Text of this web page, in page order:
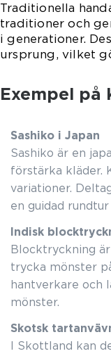
Traditionella
traditioner och
i generationer.
ursprung, vilket
Exempel på
Sashiko i Japan
Sashiko är en
förstärka kläder.
variationer.
en guidad
Indisk
Blocktryckning
trycka mönster
hantverkare och
mönster.
Skotsk
I Skottland kan